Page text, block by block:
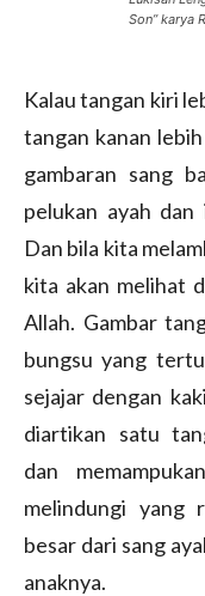
Son” karya
Kalau tangan kiri
tangan kanan
gambaran sang
pelukan ayah dan
Dan bila kita
kita akan melihat
Allah. Gambar
bungsu yang
sejajar dengan
diartikan satu
dan
melindungi yang
besar dari sang
anaknya.